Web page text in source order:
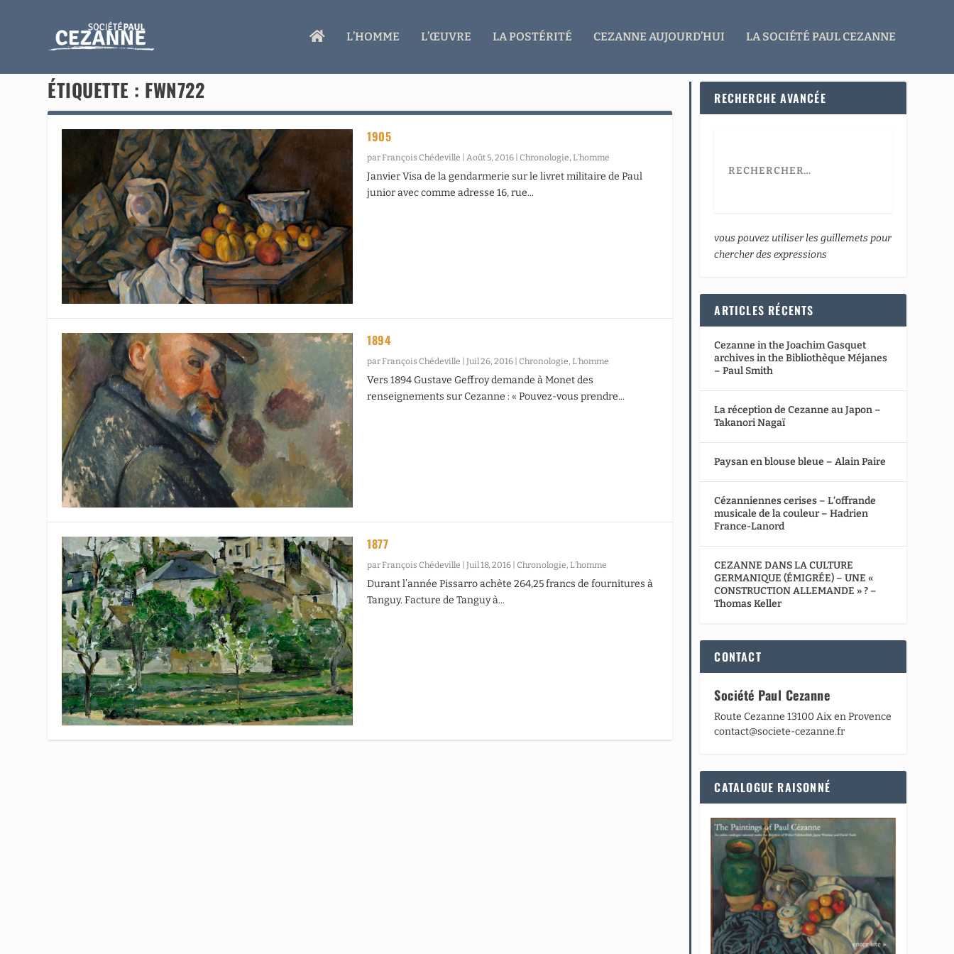
A
L’HOMME L’ŒUVRE LA POSTÉRITÉ CEZANNE AUJOURD’HUI LA SOCIÉTÉ PAUL CEZANNE
ÉTIQUETTE : FWN722
1905
parFrançois Chédeville |Août 5, 2016 |Chronologie,L’homme
Janvier Visa de la gendarmerie sur le livret militaire de Paul
junior avec comme adresse 16, rue...
1894
parFrançois Chédeville |Juil 26, 2016 |Chronologie,L’homme
Vers 1894 Gustave Geffroy demande à Monet des
renseignements sur Cezanne : « Pouvez-vous prendre...
1877
parFrançois Chédeville |Juil 18, 2016 |Chronologie,L’homme
Durant l’année Pissarro achète 264,25 francs de fournitures à
Tanguy. Facture de Tanguy à...
RECHERCHE AVANCÉE
vous pouvez utiliser les guillemets pour
chercher des expressions
ARTICLES RÉCENTS
Cezanne in the Joachim Gasquet
archives in the Bibliothèque Méjanes
– Paul Smith
La réception de Cezanne au Japon –
Takanori Nagaï
Paysan en blouse bleue – Alain Paire
Cézanniennes cerises – L’offrande
musicale de la couleur – Hadrien
France-Lanord
CEZANNE DANS LA CULTURE
GERMANIQUE (ÉMIGRÉE) – UNE «
CONSTRUCTION ALLEMANDE » ? –
Thomas Keller
CONTACT
Société Paul Cezanne
Route Cezanne 13100 Aix en Provence
contact@societe-cezanne.fr
CATALOGUE RAISONNÉ